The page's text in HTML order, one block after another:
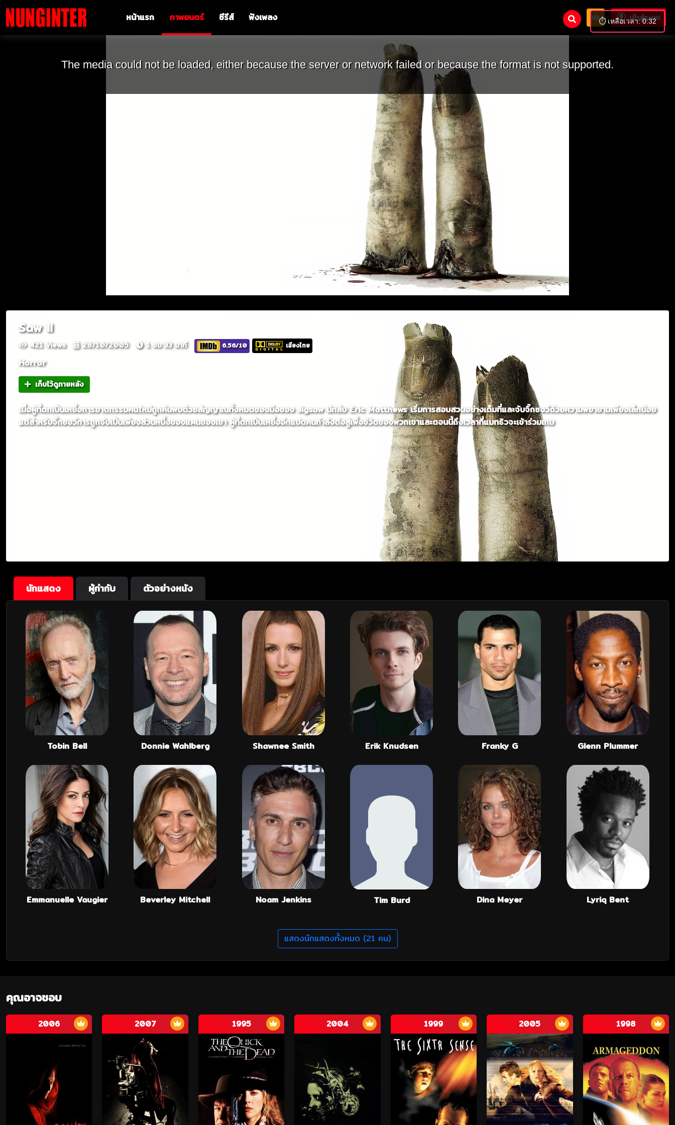
หน้าแรก ภาพยนตร์ ซีรีส์ ฟังเพลง เข้าสู่ระบบ
The media could not be loaded, either because the server or network failed or because the format is not supported.
Saw II
421 Views 28/10/2005 1 ชม 33 นาที 6.56/10 เสียงไทย
Horror
เก็บไว้ดูภายหลัง
เมื่อผู้ที่ตกเป็นเหยื่อการฆาตกรรมคนใหม่ถูกค้นพบด้วยสัญญาณทั้งหมดของมือของ Jigsaw นักสืบ Eric Matthews เริ่มการสอบสวนอย่างเต็มที่และจับจิ๊กซอว์ด้วยความพยายามเพียงเล็กน้อย
แต่สำหรับจิ๊กซอว์การถูกจับเป็นเพียงส่วนหนึ่งของแผนของเขา ผู้ที่ตกเป็นเหยื่ออีกแปดคนกำลังต่อสู้เพื่อชีวิตของพวกเขาและตอนนี้ถึงเวลาที่แมทธิวจะเข้าร่วมเกม
นักแสดง ผู้กำกับ ตัวอย่างหนัง
Tobin Bell Donnie Wahlberg Shawnee Smith Erik Knudsen Franky G Glenn Plummer
Emmanuelle Vaugier Beverley Mitchell Noam Jenkins Tim Burd Dina Meyer Lyriq Bent
แสดงนักแสดงทั้งหมด (21 คน)
คุณอาจชอบ
2006 2007 1995 2004 1999 2005 1998
⏱️ เหลือเวลา: 0:31